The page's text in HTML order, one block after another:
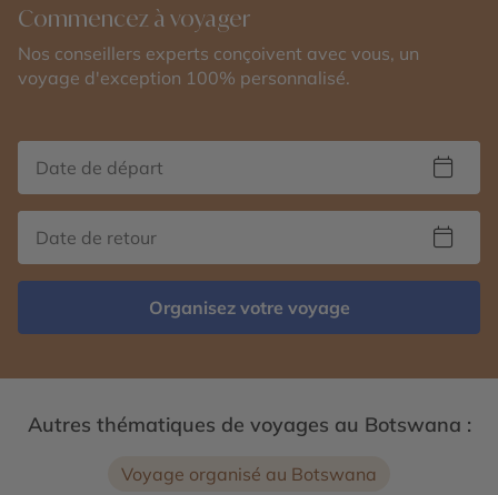
Commencez à voyager
Nos conseillers experts conçoivent avec vous, un
voyage d'exception 100% personnalisé.
Organisez votre voyage
Autres thématiques de voyages au Botswana :
Voyage organisé au Botswana